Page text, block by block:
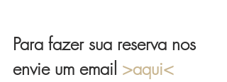
Para fazer sua reserva nos
envie um email >aqui<